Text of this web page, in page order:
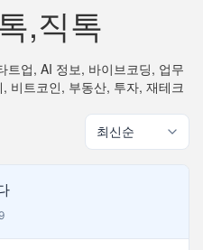
,직톡
트업, AI 정보, 바이브코딩, 업무
비트코인, 부동산, 투자, 재테크